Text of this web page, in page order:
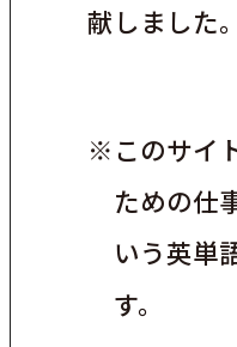
献しました。
※このサイ
ための仕
いう英単
す。